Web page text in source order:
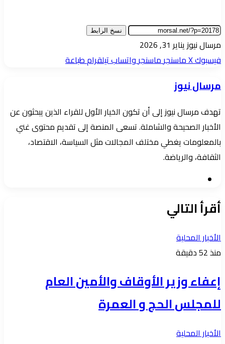
نسخ الرابط
مرسال نيوز أرسل
بريدا
يناير 31, 2026
فيسبوك‫Xماسنجرماسنجرواتسابتيلقرامطباعة
مرسال نيوز
تهدف مرسال نيوز إلى أن تكون الخيار الأول للقراء الذين يبحثون عن
الأخبار الصحيحة والشاملة. تسعى المنصة إلى تقديم محتوى غني
بالمعلومات يغطي مختلف المجالات مثل السياسة، الاقتصاد،
الثقافة، والرياضة.
أقرأ التالي
الأخبار المحلية
منذ 52 دقيقة
إعفاء وزير الأوقاف والأمين العام
للمجلس الحج و العمرة
الأخبار المحلية